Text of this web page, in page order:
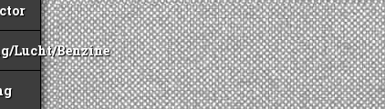
Lucht/Benzine